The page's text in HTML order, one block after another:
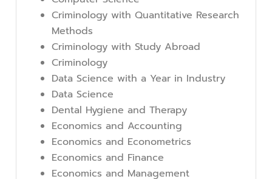
Criminology with Quantitative Research
Methods
Criminology with Study Abroad
Criminology
Data Science with a Year in Industry
Data Science
Dental Hygiene and Therapy
Economics and Accounting
Economics and Econometrics
Economics and Finance
Economics and Management